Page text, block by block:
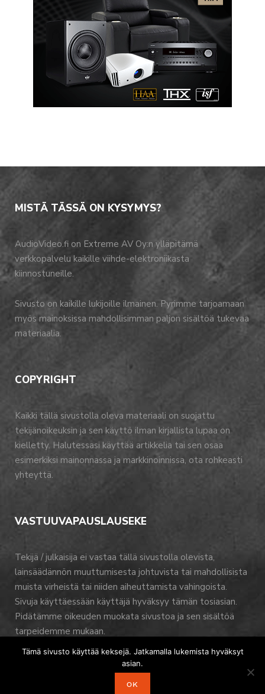
MISTÄ TÄSSÄ ON KYSYMYS?
AudioVideo.fi on Extreme AV Oy:n ylläpitämä
verkkopalvelu kaikille viihde-elektroniikasta
kiinnostuneille.
Sivusto on kaikille lukijoille ilmainen. Pyrimme tarjoamaan
myös mainoksissa mahdollisimman paljon sisältöä tukevaa
materiaalia.
COPYRIGHT
Kaikki tällä sivustolla oleva materiaali on suojattu
tekijänoikeuksin ja sen käyttö ilman kirjallista lupaa on
kielletty. Halutessasi käyttää artikkelia tai sen osaa
esimerkiksi mainonnassa ja markkinoinnissa, ota rohkeasti
yhteyttä.
VASTUUVAPAUSLAUSEKE
Tekijä / julkaisija ei vastaa tällä sivustolla olevista,
lainsäädännön muuttumisesta johtuvista tai mahdollisista
muista virheistä tai niiden aiheuttamista vahingoista.
Sivuja käyttäessään käyttäjä hyväksyy tämän tosiasian.
Pidätämme oikeuden muokata sivustoa ja sen sisältöä
tarpeidemme mukaan.
Tämä sivusto käyttää keksejä. Jatkamalla lukemista hyväksyt
asian.
OK